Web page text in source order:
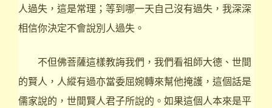
人過失，這是常理；等到哪一天自己沒有過失，我深深
相信你決定不會說別人過失。
不但佛菩薩這樣教誨我們，我們看祖師大德、世間
的賢人，人縱有過亦當委屈婉轉來幫他掩護，這個話是
儒家說的，世間賢人君子所說的。如果這個人本來是平